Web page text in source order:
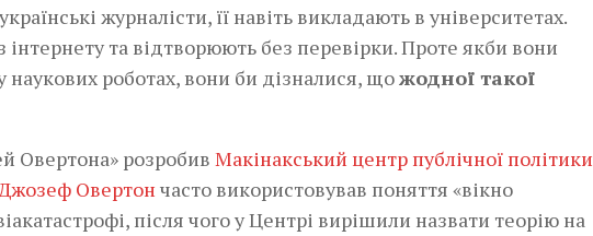
журналісти, її навіть викладають в університетах.
та відтворюють без перевірки. Проте якби вони
роботах, вони би дізналися, щожодної такої
Овертона» розробив Макінакський центр публічної політики
Овертон часто використовував поняття «вікно
після чого у Центрі вирішили назвати теорію на